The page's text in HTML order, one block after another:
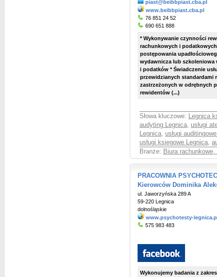
piast@beibbpiast.cba.pl
www.beibbpiast.cba.pl
76 851 24 52
690 651 888
* Wykonywanie czynności
rachunkowych i
postępowania
wydawnicza lub szkoleniowa
i podatków * Świadczenie
przewidzianych standardami
zastrzeżonych w odrębnych
rewidentów (...)
Słowa kluczowe: Legnica
audyting Legnica, usługi
Legnica, usługi
usługi księgowe Legnica,
Branże: Biura
PRACOWNIA
Kierowców Dominika
ul. Jaworzyńska 289 A
59-220 Legnica
dolnośląskie
www.psychotesty-
575 983 483
Wykonujemy badania z